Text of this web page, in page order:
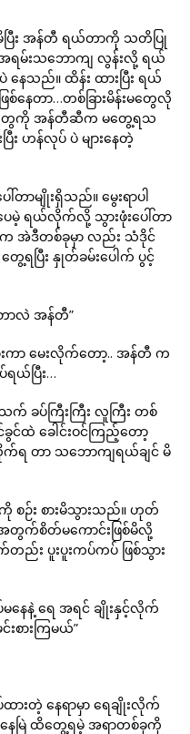
ပြီး အန်တီ ရယ်တာကို သတိပြု
ရမ်းသဘောကျ လွန်းလို့ ရယ်
ေသည်။ ထိန်း ထားပြီး ရယ်
ေတာ…တစ်ခြားမိန်းမတွေလို
းတွေကို အန်တီဆီက မတွေ့ရသ
ဟန်လုပ် ပဲ များနေတဲ့
ာမျိုးရှိသည်။ မွေးရာပါ
မဲ့ ရယ်လိုက်လို့ သွားဖုံးပေါ်တာ
အဲဒီတစ်ခုမှာ လည်း သံဒိုင်
ရပြီး နှုတ်ခမ်းပေါက် ပွင့်
ာလဲ အန်တီ”
ကာ မေးလိုက်တော့.. အန်တီ က
ယ်ပြီး…
ခပ်ကြီးကြီး လူကြီး တစ်
င်ထဲ ခေါင်းဝင်ကြည့်တော့
က်ရ တာ သဘောကျရယ်ချင် မိ
ဉ်း စားမိသွားသည်။ ဟုတ်
က်စိတ်မကောင်းဖြစ်မိလို့
ည်း ပူးပူးကပ်ကပ် ဖြစ်သွား
မနေနဲ့ ရေ အရင် ချိုးနှင့်လိုက်
းစားကြမယ်”
တဲ့ နေရာမှာ ရေချိုးလိုက်
မြဲ ထိတွေ့ရမဲ့ အရာတစ်ခုကို